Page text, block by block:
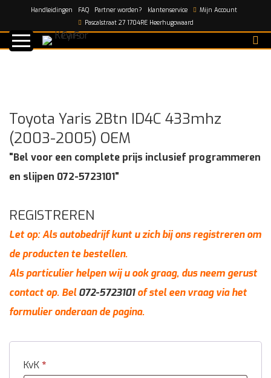
Handleidingen FAQ Partner worden? klantenservice
Mijn Account
Pascalstraat 27 1704RE Heerhugowaard
Home/shop/ Toyota Yaris 2Btn ID4C 433mhz (2003-
2005) OEM
Toyota Yaris 2Btn ID4C 433mhz
(2003-2005) OEM
"Bel voor een complete prijs inclusief programmeren
en slijpen 072-5723101"
REGISTREREN
Let op: Als autobedrijf kunt u zich bij ons registreren om
de producten te bestellen.
Als particulier helpen wij u ook graag, dus neem gerust
contact op. Bel072-5723101of stel een vraag via het
formulier onderaan de pagina.
KvK *